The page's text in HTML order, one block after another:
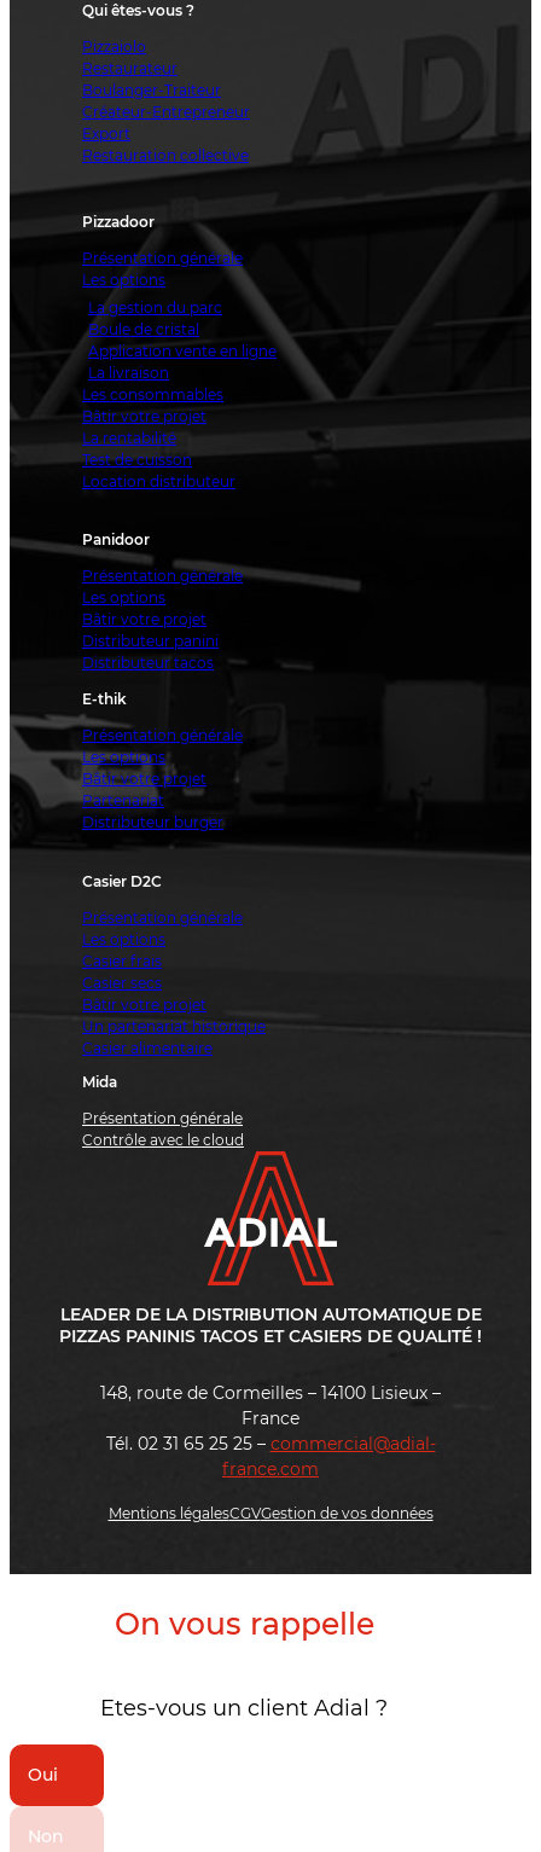
Qui êtes-vous ?
Pizzaiolo
Restaurateur
Boulanger-Traiteur
Créateur-Entrepreneur
Export
Restauration collective
Pizzadoor
Présentation générale
Les options
La gestion du parc
Boule de cristal
Application vente en ligne
La livraison
Les consommables
Bâtir votre projet
La rentabilité
Test de cuisson
Location distributeur
Panidoor
Présentation générale
Les options
Bâtir votre projet
Distributeur panini
Distributeur tacos
E-thik
Présentation générale
Les options
Bâtir votre projet
Partenariat
Distributeur burger
Casier D2C
Présentation générale
Les options
Casier frais
Casier secs
Bâtir votre projet
Un partenariat historique
Casier alimentaire
Mida
Présentation générale
Contrôle avec le cloud
LEADER DE LA DISTRIBUTION AUTOMATIQUE DE
PIZZAS PANINIS TACOS ET CASIERS DE QUALITÉ !
148, route de Cormeilles – 14100 Lisieux –
France
Tél. 02 31 65 25 25 – commercial@adial-
france.com
Mentions légalesCGVGestion de vos données
On vous rappelle
Etes-vous un client Adial ?
Oui
Non